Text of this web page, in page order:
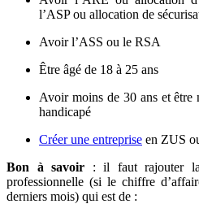
l’ASP ou allocation de
Avoir l’ASS ou le RSA
Être âgé de 18 à 25 ans
Avoir moins de 30 ans et être
handicapé
Créer une entreprise en ZUS
Bon à savoir : il faut rajouter
professionnelle (si le chiffre
derniers mois) qui est de :